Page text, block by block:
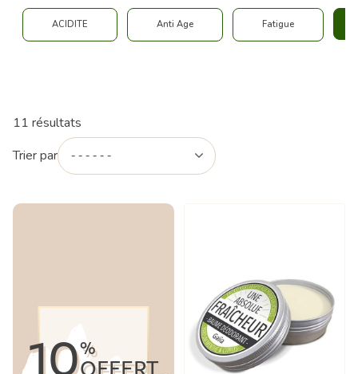
ACIDITE Anti Age Fatigue
11 résultats
Trier par
10%